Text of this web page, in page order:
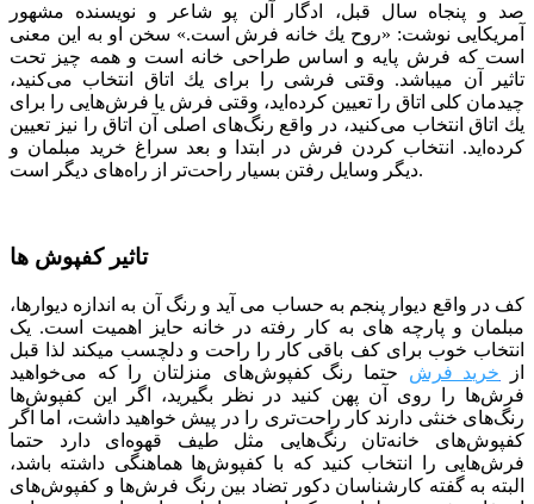
صد و پنجاه سال قبل، ادگار آلن پو شاعر و نویسنده مشهور
آمریکایی نوشت: «روح یك خانه فرش است.» سخن او به این معنی
است كه فرش پایه و اساس طراحی خانه است و همه چیز تحت
تاثیر آن می­باشد. وقتی فرشی را برای یك اتاق انتخاب می‌كنید،
چیدمان كلی اتاق را تعیین كرده‌اید، وقتی فرش یا فرش‌هایی را برای
یك اتاق انتخاب می‌كنید، در واقع رنگ‌های اصلی آن اتاق را نیز تعیین
كرده‌اید. انتخاب کردن فرش در ابتدا و بعد سراغ خرید مبلمان و
دیگر وسایل رفتن بسیار راحت‌تر از راه‌های دیگر است.
تاثیر کفپوش ها
کف در واقع دیوار پنجم به حساب می­ آید و رنگ آن به اندازه دیوارها،
مبلمان و پارچه­ های به کار رفته در خانه حایز اهمیت است. یک
انتخاب خوب برای کف باقی کار را راحت و دلچسب می­کند لذا قبل
از خرید فرش حتما رنگ کفپوش‌های منزلتان را که می‌خواهید
فرش‌ها را روی آن پهن کنید در نظر بگیرید، اگر این کفپوش‌ها
رنگ‌های خنثی دارند کار راحت‌تری را در پیش خواهید داشت، اما اگر
کفپوش‌های خانه‌تان رنگ‌هایی مثل طیف قهوه‌ای دارد حتما
فرش‌هایی را انتخاب کنید که با کفپوش‌ها هماهنگی داشته باشد،
البته به گفته کارشناسان دکور تضاد بین رنگ فرش‌ها و کفپوش‌های